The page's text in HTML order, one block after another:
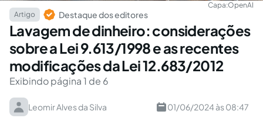
Capa:OpenAI
Artigo
Destaque dos editores
Lavagem de dinheiro: considerações
sobre a Lei 9.613/1998 e as recentes
modificações da Lei 12.683/2012
Exibindo página 1 de 6
Leomir Alves da Silva 01/06/2024 às 08:47